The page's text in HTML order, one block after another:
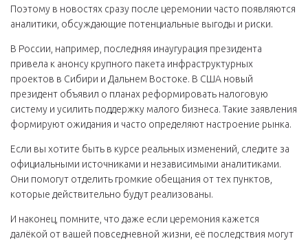
Поэтому в новостях сразу после церемонии часто появляются
аналитики, обсуждающие потенциальные выгоды и риски.
В России, например, последняя инаугурация президента
привела к анонсу крупного пакета инфраструктурных
проектов в Сибири и Дальнем Востоке. В США новый
президент объявил о планах реформировать налоговую
систему и усилить поддержку малого бизнеса. Такие заявления
формируют ожидания и часто определяют настроение рынка.
Если вы хотите быть в курсе реальных изменений, следите за
официальными источниками и независимыми аналитиками.
Они помогут отделить громкие обещания от тех пунктов,
которые действительно будут реализованы.
И наконец, помните, что даже если церемония кажется
далёкой от вашей повседневной жизни, её последствия могут